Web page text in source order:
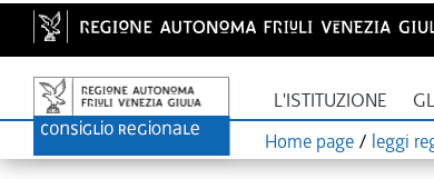
L'ISTITUZIONE
Home page / leggi